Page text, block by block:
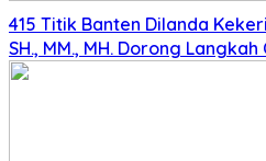
415 Titik Banten Dilanda
SH., MM., MH. Dorong